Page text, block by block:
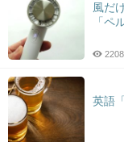
風だ
「ペ
2208
英語